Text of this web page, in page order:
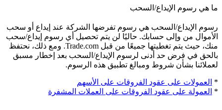
ما هي رسوم الإيداع/السحب
رسوم الإيداع/السحب هي رسوم تفرضها الشركة عند إيداع أو سحب
الأموال من وإلى حسابك. حاليًا لن يتم تحصيل أي رسوم إيداع/سحب
منك، حيث يتم تغطيتها جميعًا من قبل Trade.com. ومع ذلك، نحتفظ
بالحق في فرض حد أدنى لرسوم الإيداع/السحب بعد إخطار مسبق
لعملائنا بشأن شروط ومبالغ تطبيق هذه الرسوم.
* العمولات على عقود الفروقات على الأسهم
* العمولة على عقود الفروقات على العملات المشفرة